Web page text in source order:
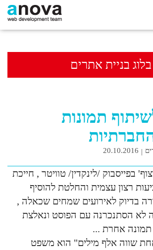
בלוג בניית אתרים
תמונות
20.10.2016
בפייסבוק /לינקדין/ טוויטר , חייכת
רצון עצמית והחלטת להוסיף
בדיוק לאירועים שמחים שכאלה ,
לא הסתנכרנה עם הפוסט ונאלצת
תמונה אחרת ...
שווה אלף מילים" הוא משפט